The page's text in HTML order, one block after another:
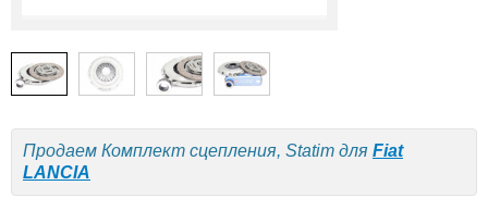
Продаем Комплект сцепления, Statim для Fiat
LANCIA